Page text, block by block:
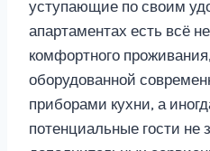
уступающие по своим
апартаментах есть всё
комфортного
оборудованной
приборами кухни, а
потенциальные гости не